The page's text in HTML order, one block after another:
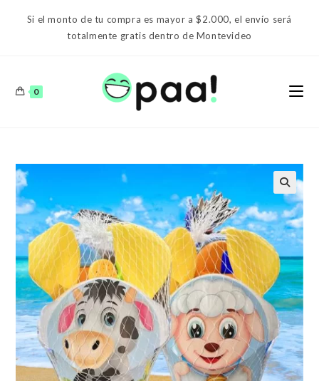
Si el monto de tu compra es mayor a $2.000, el envío será
totalmente gratis dentro de Montevideo
0